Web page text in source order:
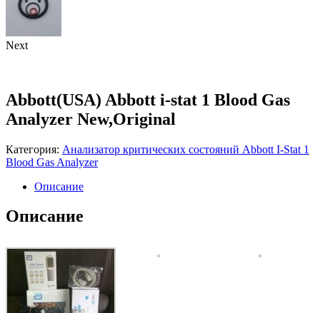
Next
Abbott(USA) Abbott i-stat 1 Blood Gas
Analyzer New,Original
Категория: Анализатор критических состояний Abbott I-Stat 1
Blood Gas Analyzer
Описание
Описание